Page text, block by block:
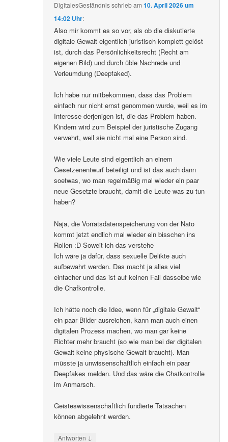
DigitalesGeständnisschriebam10. April 2026 um
14:02 Uhr:
Also mir kommt es so vor, als ob die diskutierte
digitale Gewalt eigentlich juristisch komplett gelöst
ist, durch das Persönlichkeitsrecht (Recht am
eigenen Bild) und durch üble Nachrede und
Verleumdung (Deepfaked).
Ich habe nur mitbekommen, dass das Problem
einfach nur nicht ernst genommen wurde, weil es im
Interesse derjenigen ist, die das Problem haben.
Kindern wird zum Beispiel der juristische Zugang
verwehrt, weil sie nicht mal eine Person sind.
Wie viele Leute sind eigentlich an einem
Gesetzenentwurf beteiligt und ist das auch dann
soetwas, wo man regelmäßig mal wieder ein paar
neue Gesetzte braucht, damit die Leute was zu tun
haben?
Naja, die Vorratsdatenspeicherung von der Nato
kommt jetzt endlich mal wieder ein bisschen ins
Rollen :D Soweit ich das verstehe
Ich wäre ja dafür, dass sexuelle Delikte auch
aufbewahrt werden. Das macht ja alles viel
einfacher und das ist auf keinen Fall dasselbe wie
die Chafkontrolle.
Ich hätte noch die Idee, wenn für „digitale Gewalt“
ein paar Bilder ausreichen, kann man auch einen
digitalen Prozess machen, wo man gar keine
Richter mehr braucht (so wie man bei der digitalen
Gewalt keine physische Gewalt braucht). Man
müsste ja unwissenschaftlich einfach ein paar
Deepfakes melden. Und das wäre die Chatkontrolle
im Anmarsch.
Geisteswissenschaftlich fundierte Tatsachen
können abgelehnt werden.
Antworten ↓